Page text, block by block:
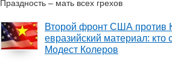
Праздность – мать всех грехов
Второй фронт США против
евразийский материал:
Модест Колеров